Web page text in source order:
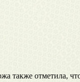
отметила,